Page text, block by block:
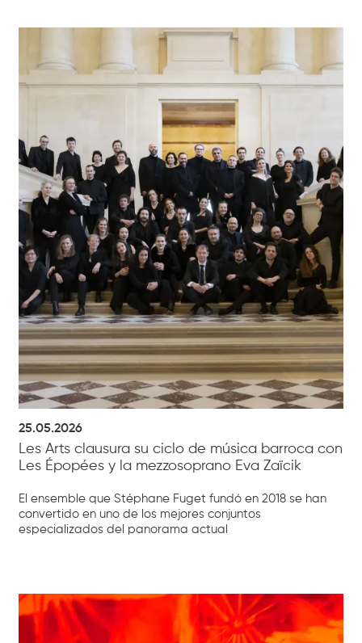
25.05.2026
Les Arts clausura su ciclo de música barroca con
Les Épopées y la mezzosoprano Eva Zaïcik
El ensemble que Stéphane Fuget fundó en 2018 se han
convertido en uno de los mejores conjuntos
especializados del panorama actual